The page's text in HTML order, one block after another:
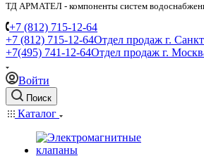
ТД АРМАТЕЛ - компоненты систем
+7 (812) 715-12-64
+7 (812) 715-12-64Отдел продаж г.
+7(495) 741-12-64Отдел продаж г.
Войти
Поиск
Каталог